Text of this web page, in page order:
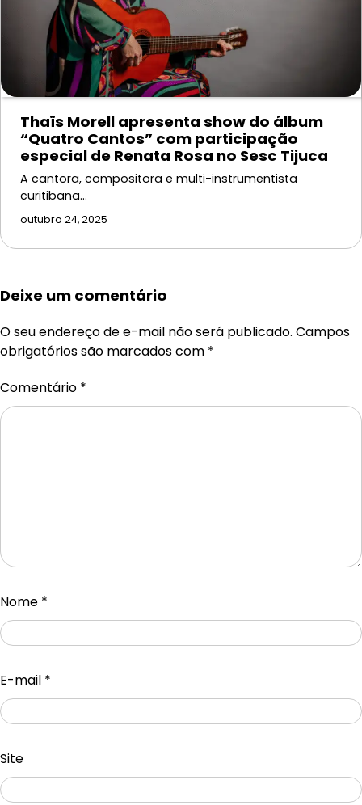
Thaïs Morell apresenta show do álbum
“Quatro Cantos” com participação
especial de Renata Rosa no Sesc Tijuca
A cantora, compositora e multi-instrumentista
curitibana…
outubro 24, 2025
Deixe um comentário
O seu endereço de e-mail não será publicado. Campos
obrigatórios são marcados com *
Comentário *
Nome *
E-mail *
Site